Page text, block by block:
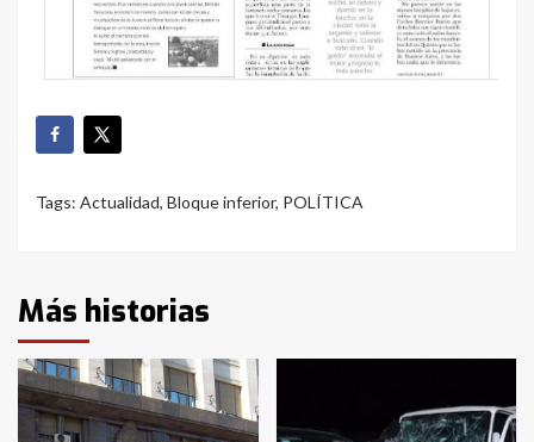
Tags: Actualidad, Bloque inferior, POLÍTICA
Más historias